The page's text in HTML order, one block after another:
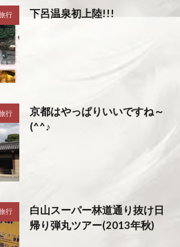
行 下呂温泉初上陸!!!
行
京都はやっぱりいいですね～
(^^♪
行
白山スーパー林道通り抜け日
帰り弾丸ツアー(2013年秋)